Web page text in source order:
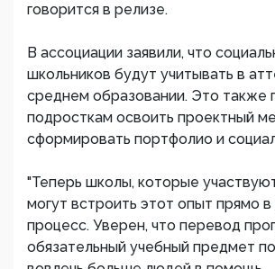
говорится в релизе.
В ассоциации заявили, что
школьников будут учитывать в
среднем образовании. Это также
подросткам освоить проектный
сформировать портфолио и
"Теперь школы, которые
могут встроить этот опыт прямо
процесс. Уверен, что перевод
обязательный учебный предмет